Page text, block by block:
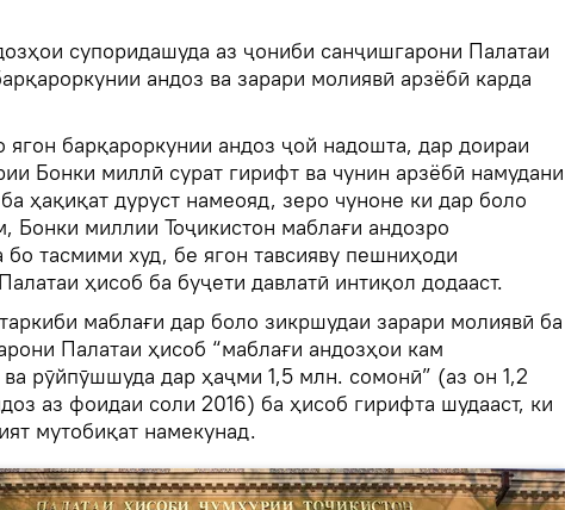
супоридашуда аз ҷониби санҷишгарони Палатаи
андоз ва зарари молиявӣ арзёбӣ карда
барқароркунии андоз ҷой надошта, дар доираи
Бонки миллӣ сурат гирифт ва чунин арзёбӣ намудани
ҳақиқат дуруст намеояд, зеро чуноне ки дар боло
Бонки миллии Тоҷикистон маблағи андозро
бо тасмими худ, бе ягон тавсияву пешниҳоди
ҳисоб ба буҷети давлатӣ интиқол додааст.
маблағи дар боло зикршудаи зарари молиявӣ ба
Палатаи ҳисоб “маблағи андозҳои кам
рӯйпӯшшуда дар ҳаҷми 1,5 млн. сомонӣ” (аз он 1,2
аз фоидаи соли 2016) ба ҳисоб гирифта шудааст, ки
мутобиқат намекунад.